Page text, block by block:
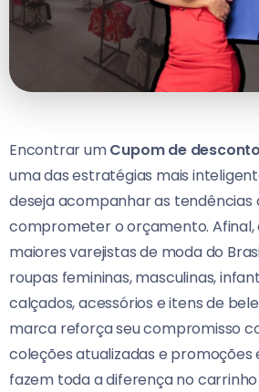
Encontrar umCupom de
uma das estratégias mais
deseja acompanhar as tendências
comprometer o orçamento. Afinal,
maiores varejistas de moda do
roupas femininas, masculinas,
calçados, acessórios e itens de
marca reforça seu compromisso
coleções atualizadas e promoções
fazem toda a diferença no